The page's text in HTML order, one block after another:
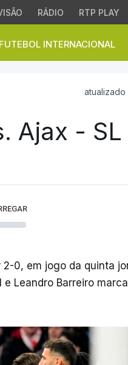
RÁDIO RTP PLAY
FUTEBOL INTERNACIONAL
- SL
atualizado
Ajax -
0, em jogo da quinta
Leandro Barreiro